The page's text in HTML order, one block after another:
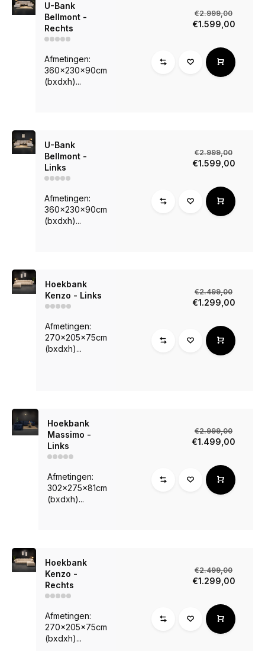
U-Bank
Bellmont -
Rechts
Afmetingen:
360x230x90cm
(bxdxh)...
€2.999,00
€1.599,00
U-Bank
Bellmont -
Links
Afmetingen:
360x230x90cm
(bxdxh)...
€2.999,00
€1.599,00
Hoekbank
Kenzo - Links
Afmetingen:
270x205x75cm
(bxdxh)...
€2.499,00
€1.299,00
Hoekbank
Massimo -
Links
Afmetingen:
302x275x81cm
(bxdxh)...
€2.999,00
€1.499,00
Hoekbank
Kenzo -
Rechts
Afmetingen:
270x205x75cm
(bxdxh)...
€2.499,00
€1.299,00